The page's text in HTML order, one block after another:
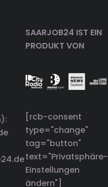
SAARJOB24 IST EIN
PRODUKT VON
[rcb-consent
type="change"
tag="button"
text="Privatsphäre-
Einstellungen
ändern"]